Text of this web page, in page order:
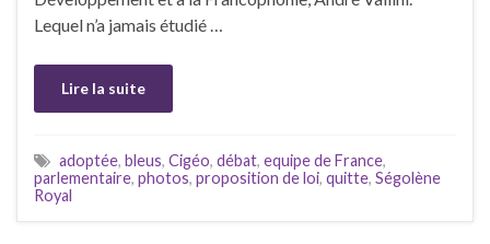
Lequel n’a jamais étudié …
Lire la suite
adoptée, bleus, Cigéo, débat, equipe de France,
parlementaire, photos, proposition de loi, quitte, Ségolène
Royal